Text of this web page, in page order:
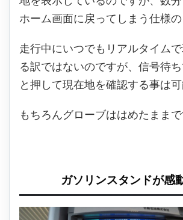
ホーム画面に戻ってしまう仕様の
走行中にいつでもリアルタイム
る訳ではないのですが、信号待
と押して現在地を確認する事は可
もちろんグローブははめたままで
ガソリンスタンドが感